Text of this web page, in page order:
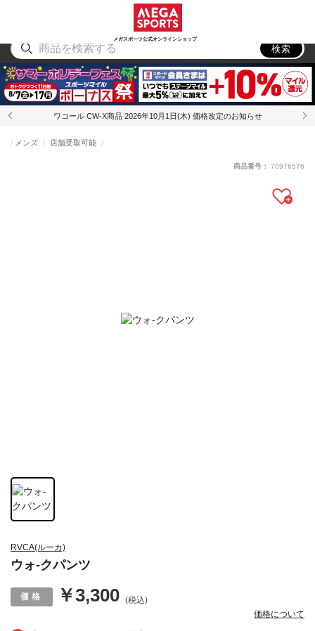
メガスポーツ公式オンラインショップ
アウトドア
検索
ワコール CW-X商品 2026年10月1日(木) 価格改定のお知らせ
RVCA(ルーカ)
ウォ-クパンツ
メンズ 店舗受取可能
￥3,300 (税込)
価格について
商品番号： 70976576